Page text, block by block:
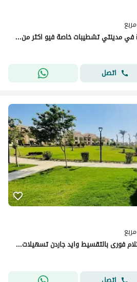
فيلا للبيع في مدينتي نموذج i في مدينتي تشطيبات خاصة فيو اكثر من رائع خطوات من الفود كورد بسعر ممتاز بسعر شقة امتلك فيلا بحري
اتصل
فيلا للبيع في مدينتي E3 أستلام فورى بالتقسيط وايد جاردن تسهيلات علي 8 سنين مساحة (353م)